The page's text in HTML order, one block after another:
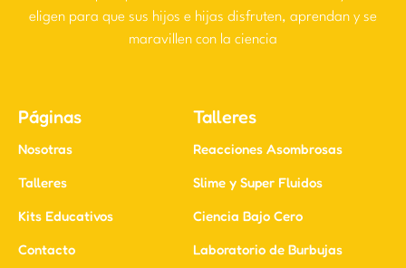
eligen para que sus hijos e hijas disfruten, aprendan y se
maravillen con la ciencia
Páginas
Nosotras
Talleres
Kits Educativos
Contacto
Talleres
Reacciones Asombrosas
Slime y Super Fluidos
Ciencia Bajo Cero
Laboratorio de Burbujas